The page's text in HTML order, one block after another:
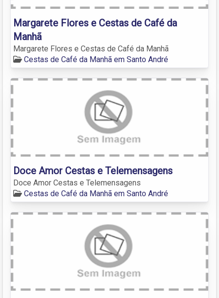
Margarete Flores e Cestas de Café da
Manhã
Margarete Flores e Cestas de Café da Manhã
Cestas de Café da Manhã em Santo André
Doce Amor Cestas e Telemensagens
Doce Amor Cestas e Telemensagens
Cestas de Café da Manhã em Santo André